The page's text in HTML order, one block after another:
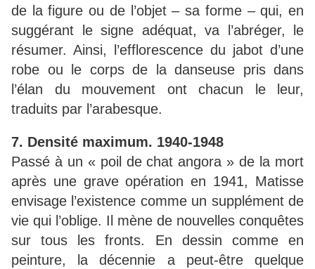
de la figure ou de l’objet – sa forme – qui, en
suggérant le signe adéquat, va l’abréger, le
résumer. Ainsi, l’efflorescence du jabot d’une
robe ou le corps de la danseuse pris dans
l’élan du mouvement ont chacun le leur,
traduits par l’arabesque.
7. Densité maximum. 1940-1948
Passé à un « poil de chat angora » de la mort
après une grave opération en 1941, Matisse
envisage l’existence comme un supplément de
vie qui l’oblige. Il mène de nouvelles conquêtes
sur tous les fronts. En dessin comme en
peinture, la décennie a peut-être quelque